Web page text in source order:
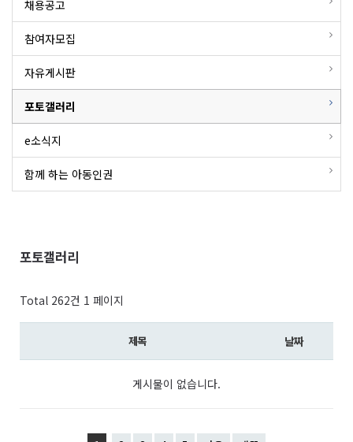
채용공고
참여자모집
자유게시판
포토갤러리
e소식지
함께 하는 아동인권
포토갤러리
Total 262건 1 페이지
제목 날짜
게시물이 없습니다.